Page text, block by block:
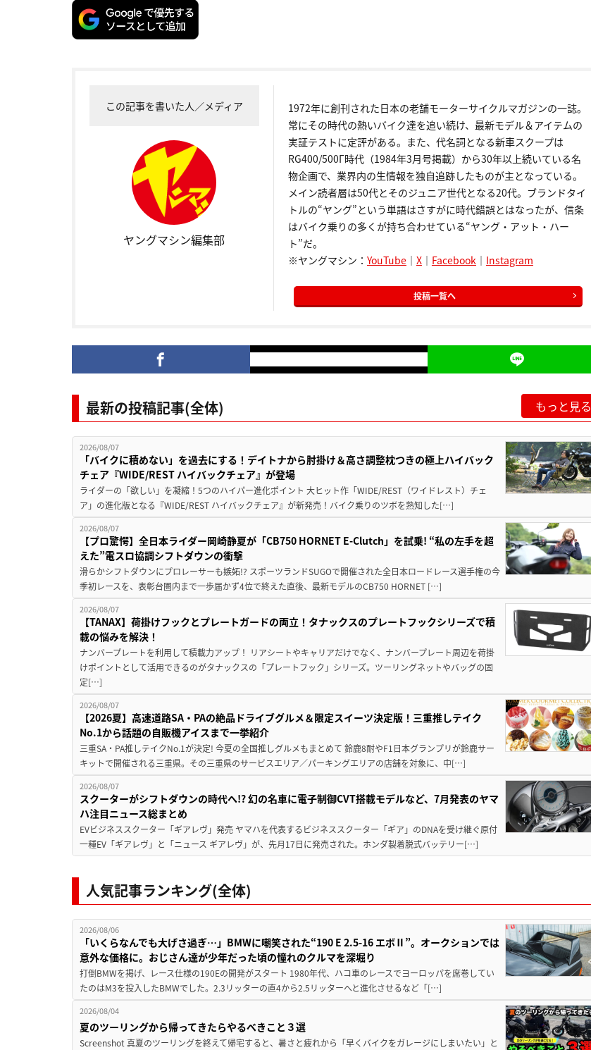
この記事を書いた人／メディア
ヤングマシン編集部
1972年に創刊された日本の老舗モーターサイクルマガジンの一誌。
常にその時代の熱いバイク達を追い続け、最新モデル＆アイテムの
実証テストに定評がある。また、代名詞となる新車スクープは
RG400/500Γ時代（1984年3月号掲載）から30年以上続いている名
物企画で、業界内の生情報を独自追跡したものが主となっている。
メイン読者層は50代とそのジュニア世代となる20代。ブランドタイ
トルの“ヤング”という単語はさすがに時代錯誤とはなったが、信条
はバイク乗りの多くが持ち合わせている“ヤング・アット・ハー
ト”だ。
※ヤングマシン： YouTube｜ X｜ Facebook ｜ Instagram
投稿一覧へ
最新の投稿記事(全体) もっと見る
2026/08/07
「バイクに積めない」を過去にする！デイトナから肘掛け＆高さ調整枕つきの極上ハイバック
チェア『WIDE/REST ハイバックチェア』が登場
ライダーの「欲しい」を凝縮！5つのハイパー進化ポイント 大ヒット作「WIDE/REST（ワイドレスト）チェ
ア」の進化版となる『WIDE/REST ハイバックチェア』が新発売！バイク乗りのツボを熟知した[…]
2026/08/07
【プロ驚愕】全日本ライダー岡崎静夏が「CB750 HORNET E-Clutch」を試乗! “私の左手を超
えた”電スロ協調シフトダウンの衝撃
滑らかシフトダウンにプロレーサーも嫉妬!? スポーツランドSUGOで開催された全日本ロードレース選手権の今
季初レースを、表彰台圏内まで一歩届かず4位で終えた直後、最新モデルのCB750 HORNET […]
2026/08/07
【TANAX】荷掛けフックとプレートガードの両立！タナックスのプレートフックシリーズで積
載の悩みを解決！
ナンバープレートを利用して積載力アップ！ リアシートやキャリアだけでなく、ナンバープレート周辺を荷掛
けポイントとして活用できるのがタナックスの「プレートフック」シリーズ。ツーリングネットやバッグの固
定[…]
2026/08/07
【2026夏】高速道路SA・PAの絶品ドライブグルメ＆限定スイーツ決定版！三重推しテイク
No.1から話題の自販機アイスまで一挙紹介
三重SA・PA推しテイクNo.1が決定! 今夏の全国推しグルメもまとめて 鈴鹿8耐やF1日本グランプリが鈴鹿サー
キットで開催される三重県。その三重県のサービスエリア／パーキングエリアの店舗を対象に、中[…]
2026/08/07
スクーターがシフトダウンの時代へ!? 幻の名車に電子制御CVT搭載モデルなど、7月発表のヤマ
ハ注目ニュース総まとめ
EVビジネススクーター「ギアレヴ」発売 ヤマハを代表するビジネススクーター「ギア」のDNAを受け継ぐ原付
一種EV「ギアレヴ」と「ニュース ギアレヴ」が、先月17日に発売された。ホンダ製着脱式バッテリー[…]
人気記事ランキング(全体)
2026/08/06
「いくらなんでも大げさ過ぎ…」BMWに嘲笑された“190 E 2.5-16 エボⅡ”。オークションでは
意外な価格に。おじさん達が少年だった頃の憧れのクルマを深堀り
打倒BMWを掲げ、レース仕様の190Eの開発がスタート 1980年代、ハコ車のレースでヨーロッパを席巻してい
たのはM3を投入したBMWでした。2.3リッターの直4から2.5リッターへと進化させるなど「[…]
2026/08/04
夏のツーリングから帰ってきたらやるべきこと３選
Screenshot 真夏のツーリングを終えて帰宅すると、暑さと疲れから「早くバイクをガレージにしまいたい」と